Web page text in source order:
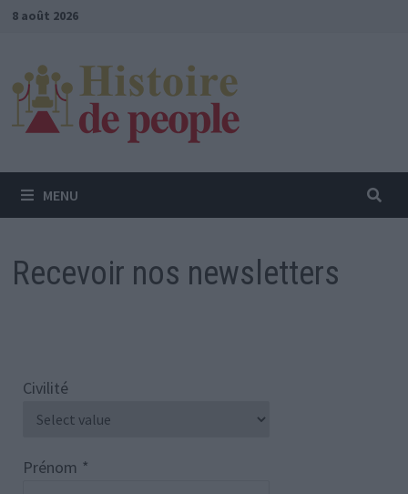
Passer
contenu
8 août 2026
MENU
Recevoir nos newsletters
Civilité
Prénom *